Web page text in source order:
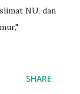
NU, dan
SHARE